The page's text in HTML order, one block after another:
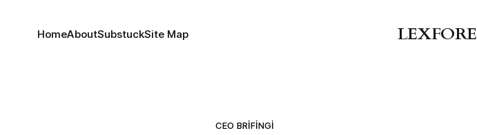
HomeAboutSubstuckSite Map
CEO BRIFINGI